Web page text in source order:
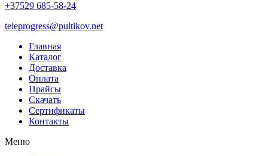
+37529 685-58-24
teleprogress@pultikov.net
Главная
Каталог
Доставка
Оплата
Прайсы
Cкачать
Сертификаты
Контакты
Меню